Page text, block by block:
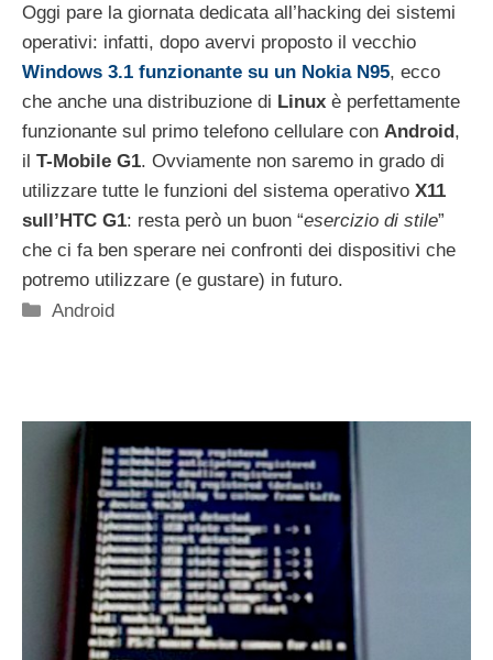
Oggi pare la giornata dedicata all’hacking dei sistemi
operativi: infatti, dopo avervi proposto il vecchio
Windows 3.1 funzionante su un Nokia N95, ecco
che anche una distribuzione di Linux è perfettamente
funzionante sul primo telefono cellulare con Android,
il T-Mobile G1. Ovviamente non saremo in grado di
utilizzare tutte le funzioni del sistema operativo X11
sull’HTC G1: resta però un buon “esercizio di stile”
che ci fa ben sperare nei confronti dei dispositivi che
potremo utilizzare (e gustare) in futuro.
Categorie
Android